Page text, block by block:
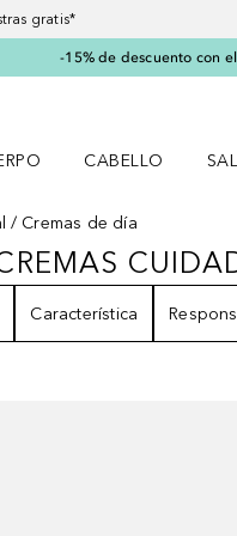
gratis*
-15% de descuento con
CABELLO
Cremas de día
CREMAS
Característica